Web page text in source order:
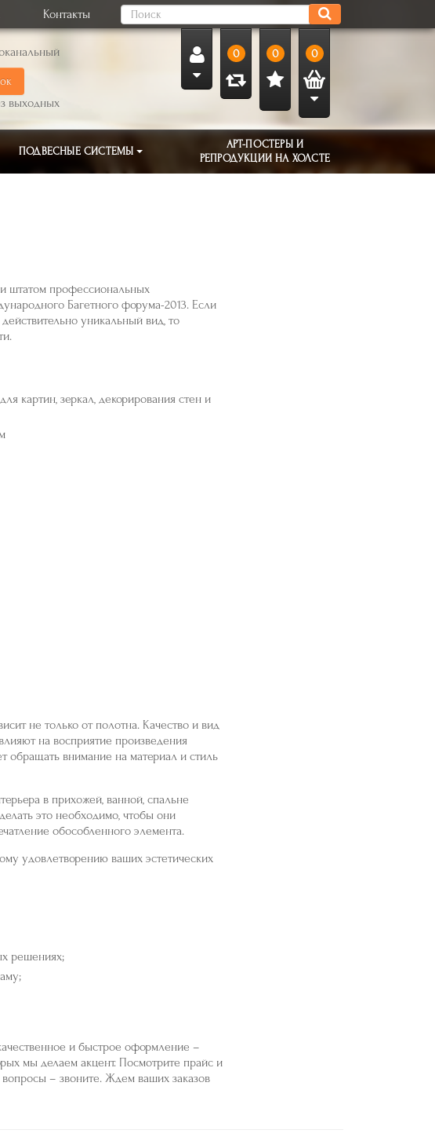
Контакты
выходных
0 0 0
ПОДВЕСНЫЕ СИСТЕМЫ
АРТ-ПОСТЕРЫ И
РЕПРОДУКЦИИ НА ХОЛСТЕ
штатом профессиональных
Багетного форума-2013. Если
уникальный вид, то
картин, зеркал, декорирования стен и
не только от полотна. Качество и вид
на восприятие произведения
обращать внимание на материал и стиль
в прихожей, ванной, спальне
это необходимо, чтобы они
обособленного элемента.
удовлетворению ваших эстетических
решениях;
и быстрое оформление –
мы делаем акцент. Посмотрите прайс и
– звоните. Ждем ваших заказов